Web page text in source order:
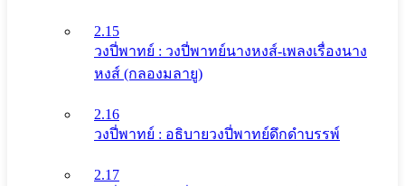
2.15
วงปี่พาทย์ : วงปี่พาทย์นางหงส์-เพลงเรื่องนาง
หงส์ (กลองมลายู)
2.16
วงปี่พาทย์ : อธิบายวงปี่พาทย์ดึกดําบรรพ์
2.17